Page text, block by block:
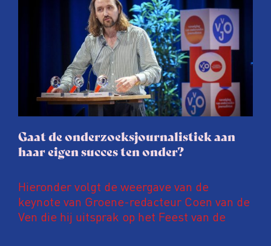
juridische dreiging of een juridische
procedure rond het eigen werk. Dat kost
journalisten tijd, ook ervaren zij stress en
soms worden publicaties aangepast of
gaat de hele publicatie zelfs niet door.
Gaat de onderzoeksjournalistiek aan
haar eigen succes ten onder?
Hieronder volgt de weergave van de
keynote van Groene-redacteur Coen van de
Ven die hij uitsprak op het Feest van de